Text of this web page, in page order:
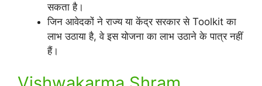
सकता है।
जिन आवेदकों ने राज्य या केंद्र सरकार से Toolkit का
लाभ उठाया है, वे इस योजना का लाभ उठाने के पात्र नहीं
हैं।